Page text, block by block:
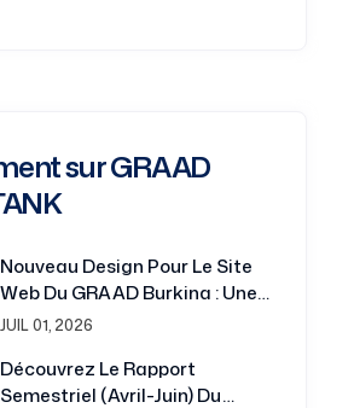
sur GRAAD
Nouveau Design Pour Le Site
Web Du GRAAD Burkina : Une
Plateforme Renouvelée Au
Développement
JUIL 01, 2026
Découvrez Le Rapport
Semestriel (avril-Juin) Du